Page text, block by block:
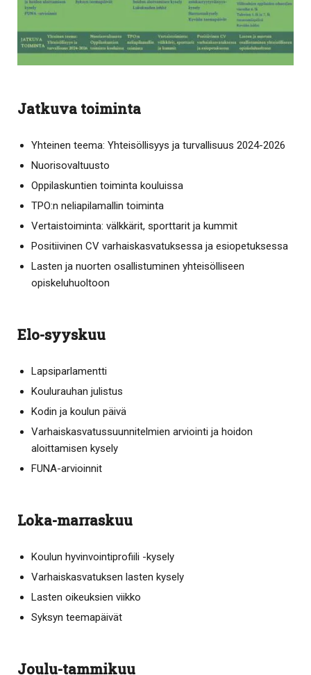
Jatkuva toiminta
Yhteinen teema: Yhteisöllisyys ja turvallisuus 2024-2026
Nuorisovaltuusto
Oppilaskuntien toiminta kouluissa
TPO:n neliapilamallin toiminta
Vertaistoiminta: välkkärit, sporttarit ja kummit
Positiivinen CV varhaiskasvatuksessa ja esiopetuksessa
Lasten ja nuorten osallistuminen yhteisölliseen
opiskeluhuoltoon
Elo-syyskuu
Lapsiparlamentti
Koulurauhan julistus
Kodin ja koulun päivä
Varhaiskasvatussuunnitelmien arviointi ja hoidon
aloittamisen kysely
FUNA-arvioinnit
Loka-marraskuu
Koulun hyvinvointiprofiili -kysely
Varhaiskasvatuksen lasten kysely
Lasten oikeuksien viikko
Syksyn teemapäivät
Joulu-tammikuu